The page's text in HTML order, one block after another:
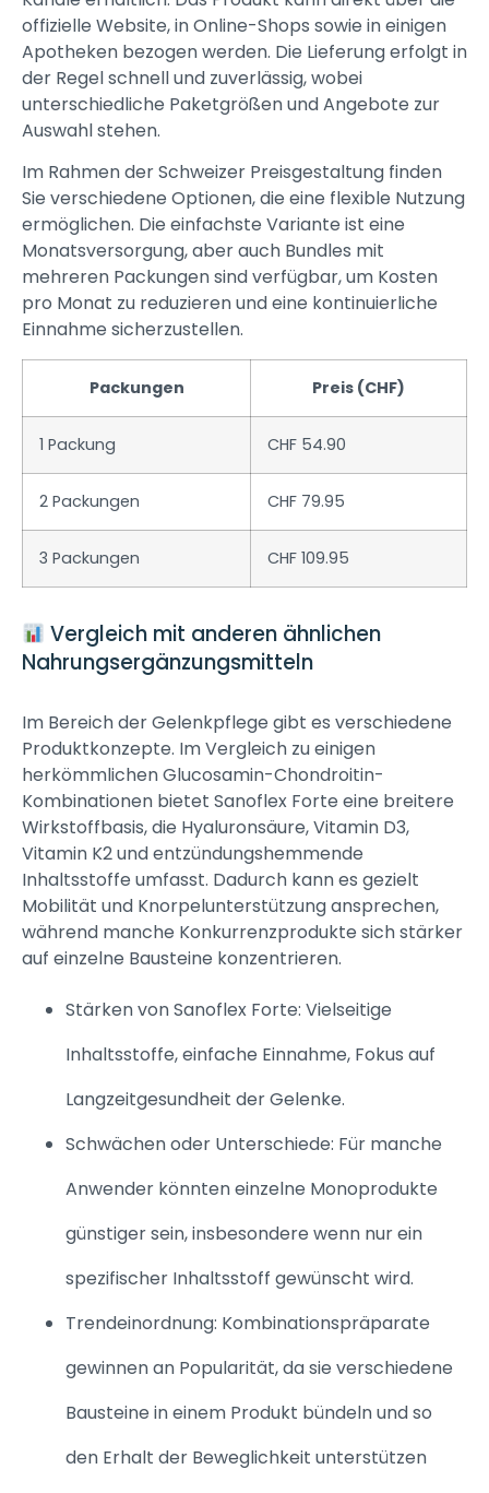
offizielle Website, in Online-Shops sowie in einigen
Apotheken bezogen werden. Die Lieferung erfolgt in
der Regel schnell und zuverlässig, wobei
unterschiedliche Paketgrößen und Angebote zur
Auswahl stehen.
Im Rahmen der Schweizer Preisgestaltung finden
Sie verschiedene Optionen, die eine flexible Nutzung
ermöglichen. Die einfachste Variante ist eine
Monatsversorgung, aber auch Bundles mit
mehreren Packungen sind verfügbar, um Kosten
pro Monat zu reduzieren und eine kontinuierliche
Einnahme sicherzustellen.
Packungen Preis (CHF)
1 Packung CHF 54.90
2 Packungen CHF 79.95
3 Packungen CHF 109.95
Vergleich mit anderen ähnlichen
Nahrungsergänzungsmitteln
Im Bereich der Gelenkpflege gibt es verschiedene
Produktkonzepte. Im Vergleich zu einigen
herkömmlichen Glucosamin-Chondroitin-
Kombinationen bietet Sanoflex Forte eine breitere
Wirkstoffbasis, die Hyaluronsäure, Vitamin D3,
Vitamin K2 und entzündungshemmende
Inhaltsstoffe umfasst. Dadurch kann es gezielt
Mobilität und Knorpelunterstützung ansprechen,
während manche Konkurrenzprodukte sich stärker
auf einzelne Bausteine konzentrieren.
Stärken von Sanoflex Forte: Vielseitige
Inhaltsstoffe, einfache Einnahme, Fokus auf
Langzeitgesundheit der Gelenke.
Schwächen oder Unterschiede: Für manche
Anwender könnten einzelne Monoprodukte
günstiger sein, insbesondere wenn nur ein
spezifischer Inhaltsstoff gewünscht wird.
Trendeinordnung: Kombinationspräparate
gewinnen an Popularität, da sie verschiedene
Bausteine in einem Produkt bündeln und so
den Erhalt der Beweglichkeit unterstützen